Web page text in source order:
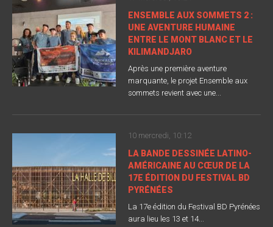
ENSEMBLE AUX SOMMETS 2 :
UNE AVENTURE HUMAINE
ENTRE LE MONT BLANC ET LE
KILIMANDJARO
Après une première aventure
marquante, le projet Ensemble aux
sommets revient avec une...
10 mercredi, 10:12
LA BANDE DESSINÉE LATINO-
AMÉRICAINE AU CŒUR DE LA
17E ÉDITION DU FESTIVAL BD
PYRÉNÉES
La 17e édition du Festival BD Pyrénées
aura lieu les 13 et 14...